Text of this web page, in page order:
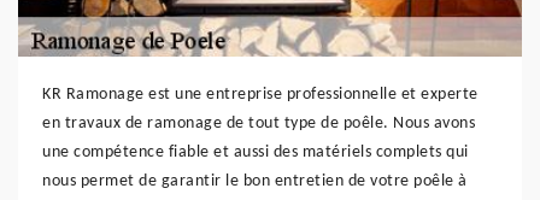
KR Ramonage est une entreprise professionnelle et experte
en travaux de ramonage de tout type de poêle. Nous avons
une compétence fiable et aussi des matériels complets qui
nous permet de garantir le bon entretien de votre poêle à